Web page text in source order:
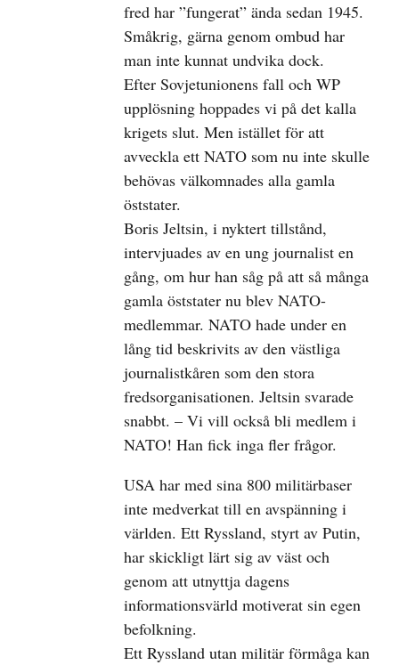
fred har ”fungerat” ända sedan 1945.
Småkrig, gärna genom ombud har
man inte kunnat undvika dock.
Efter Sovjetunionens fall och WP
upplösning hoppades vi på det kalla
krigets slut. Men istället för att
avveckla ett NATO som nu inte skulle
behövas välkomnades alla gamla
öststater.
Boris Jeltsin, i nyktert tillstånd,
intervjuades av en ung journalist en
gång, om hur han såg på att så många
gamla öststater nu blev NATO-
medlemmar. NATO hade under en
lång tid beskrivits av den västliga
journalistkåren som den stora
fredsorganisationen. Jeltsin svarade
snabbt. – Vi vill också bli medlem i
NATO! Han fick inga fler frågor.
USA har med sina 800 militärbaser
inte medverkat till en avspänning i
världen. Ett Ryssland, styrt av Putin,
har skickligt lärt sig av väst och
genom att utnyttja dagens
informationsvärld motiverat sin egen
befolkning.
Ett Ryssland utan militär förmåga kan